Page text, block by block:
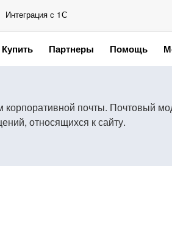
Интеграция с 1С
Купить Партнеры Помощь
почты. Почтовый
относящихся к сайту.